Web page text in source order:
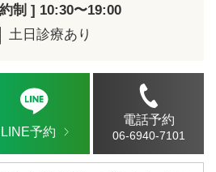
制 ] 10:30〜19:00
土日診療あり
LINE予約
電話予約
06-6940-7101